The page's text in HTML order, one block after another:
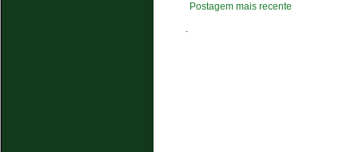
Postagem mais recente
.